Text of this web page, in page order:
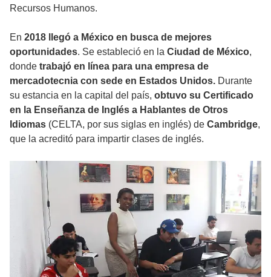
Recursos Humanos.
En 2018 llegó a México en busca de mejores
oportunidades. Se estableció en la Ciudad de México,
donde trabajó en línea para una empresa de
mercadotecnia con sede en Estados Unidos. Durante
su estancia en la capital del país, obtuvo su Certificado
en la Enseñanza de Inglés a Hablantes de Otros
Idiomas (CELTA, por sus siglas en inglés) de Cambridge,
que la acreditó para impartir clases de inglés.